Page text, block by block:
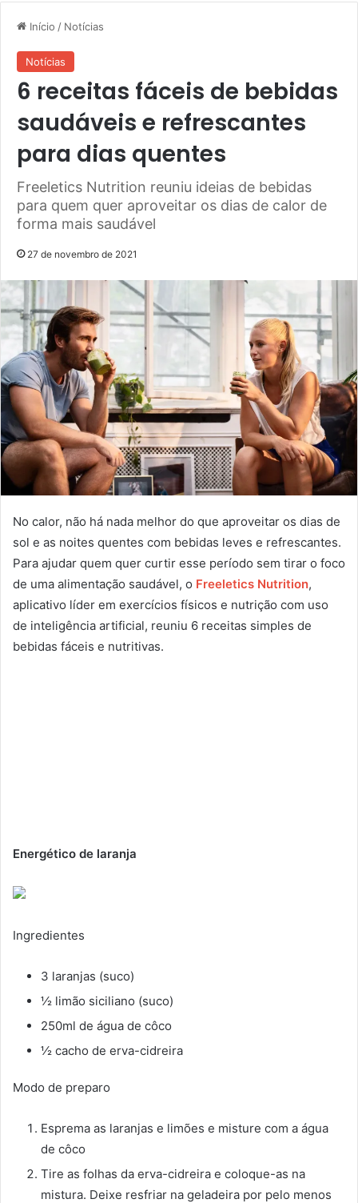
Início / Notícias
Notícias
6 receitas fáceis de bebidas
saudáveis e refrescantes
para dias quentes
Freeletics Nutrition reuniu ideias de bebidas
para quem quer aproveitar os dias de calor de
forma mais saudável
27 de novembro de 2021
No calor, não há nada melhor do que aproveitar os dias de
sol e as noites quentes com bebidas leves e refrescantes.
Para ajudar quem quer curtir esse período sem tirar o foco
de uma alimentação saudável, o Freeletics Nutrition,
aplicativo líder em exercícios físicos e nutrição com uso
de inteligência artificial, reuniu 6 receitas simples de
bebidas fáceis e nutritivas.
Energético de laranja
Ingredientes
3 laranjas (suco)
½ limão siciliano (suco)
250ml de água de côco
½ cacho de erva-cidreira
Modo de preparo
Esprema as laranjas e limões e misture com a água
de côco
Tire as folhas da erva-cidreira e coloque-as na
mistura. Deixe resfriar na geladeira por pelo menos